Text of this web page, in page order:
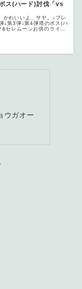
ス(ハード)討伐「vs
かわいいよ、サヤ。↓プレ
↓第3弾↓第4弾塔のボス(ハ
セレムーンお供のライド
ウガオー